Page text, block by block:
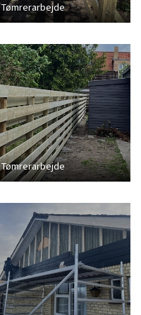
Tømrerarbejde
Tømrerarbejde